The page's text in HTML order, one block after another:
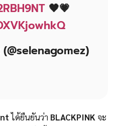
🖤💗
ได้ยืนยันว่า BLACKPINK จะ